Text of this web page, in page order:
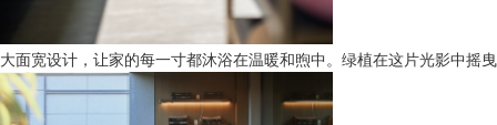
大面宽设计，让家的每一寸都沐浴在温暖和煦中。绿植在这片光影中摇